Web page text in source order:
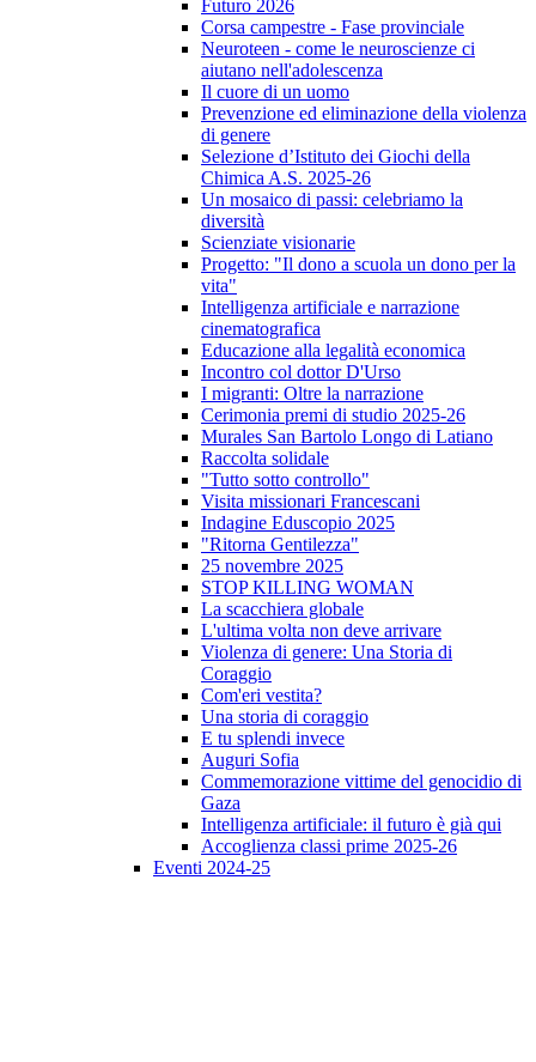
Futuro 2026
Corsa campestre - Fase provinciale
Neuroteen - come le neuroscienze ci
aiutano nell'adolescenza
Il cuore di un uomo
Prevenzione ed eliminazione della violenza
di genere
Selezione d’Istituto dei Giochi della
Chimica A.S. 2025-26
Un mosaico di passi: celebriamo la
diversità
Scienziate visionarie
Progetto: "Il dono a scuola un dono per la
vita"
Intelligenza artificiale e narrazione
cinematografica
Educazione alla legalità economica
Incontro col dottor D'Urso
I migranti: Oltre la narrazione
Cerimonia premi di studio 2025-26
Murales San Bartolo Longo di Latiano
Raccolta solidale
"Tutto sotto controllo"
Visita missionari Francescani
Indagine Eduscopio 2025
"Ritorna Gentilezza"
25 novembre 2025
STOP KILLING WOMAN
La scacchiera globale
L'ultima volta non deve arrivare
Violenza di genere: Una Storia di
Coraggio
Com'eri vestita?
Una storia di coraggio
E tu splendi invece
Auguri Sofia
Commemorazione vittime del genocidio di
Gaza
Intelligenza artificiale: il futuro è già qui
Accoglienza classi prime 2025-26
Eventi 2024-25